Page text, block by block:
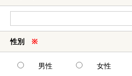
性別 ※
男性 女性